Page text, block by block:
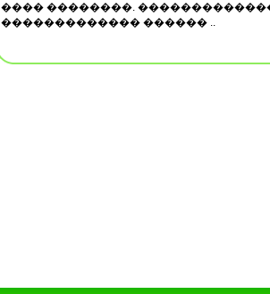
���� ��������.
������������� ������ ..